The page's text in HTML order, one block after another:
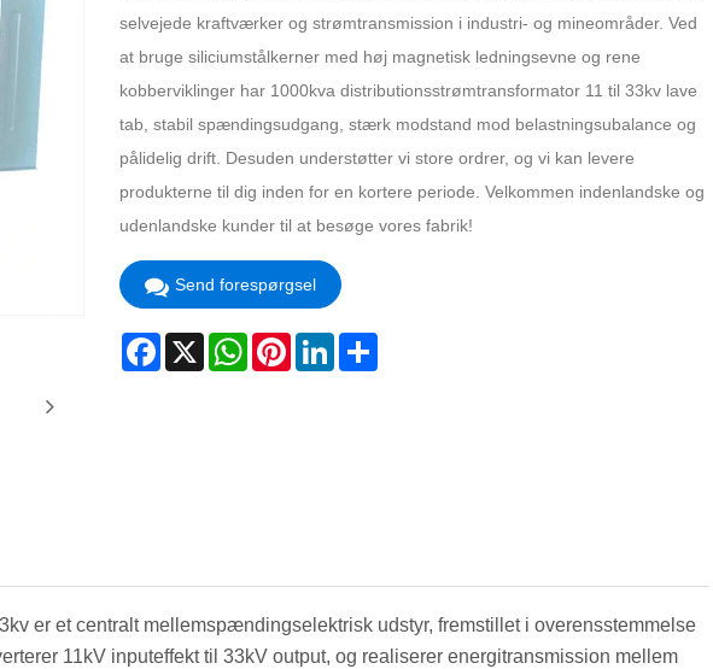
selvejede kraftværker og strømtransmission i industri- og mineområder. Ved
at bruge siliciumstålkerner med høj magnetisk ledningsevne og rene
kobberviklinger har 1000kva distributionsstrømtransformator 11 til 33kv lave
tab, stabil spændingsudgang, stærk modstand mod belastningsubalance og
pålidelig drift. Desuden understøtter vi store ordrer, og vi kan levere
produkterne til dig inden for en kortere periode. Velkommen indenlandske og
udenlandske kunder til at besøge vores fabrik!
Send forespørgsel
Facebook
X WhatsAppPinterestLinkedInShare
er et centralt mellemspændingselektrisk udstyr, fremstillet i overensstemmelse
11kV inputeffekt til 33kV output, og realiserer energitransmission mellem